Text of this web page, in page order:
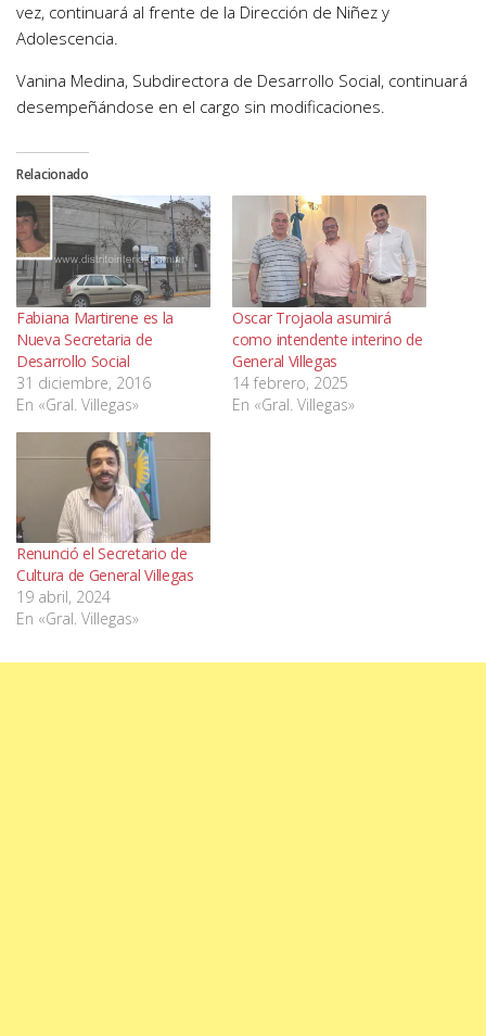
vez, continuará al frente de la Dirección de Niñez y
Adolescencia.
Vanina Medina, Subdirectora de Desarrollo Social, continuará
desempeñándose en el cargo sin modificaciones.
Relacionado
Fabiana Martirene es la
Nueva Secretaria de
Desarrollo Social
31 diciembre, 2016
En «Gral. Villegas»
Oscar Trojaola asumirá
como intendente interino de
General Villegas
14 febrero, 2025
En «Gral. Villegas»
Renunció el Secretario de
Cultura de General Villegas
19 abril, 2024
En «Gral. Villegas»